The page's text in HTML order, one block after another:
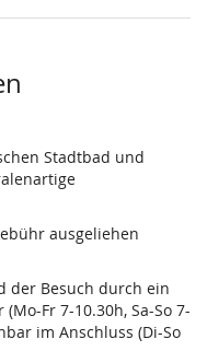
Stadtbad und
ausgeliehen
der Besuch durch ein
Fr 7-10.30h, Sa-So 7-
im Anschluss (Di-So